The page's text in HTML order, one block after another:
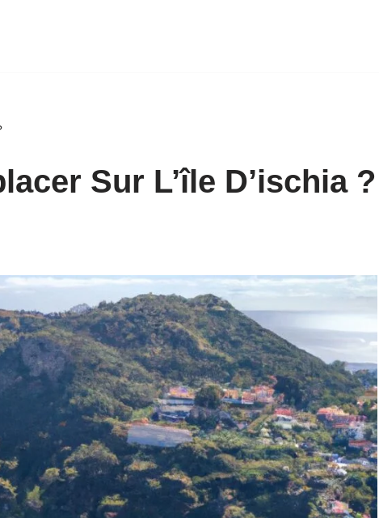
Sur L’île D’ischia ?